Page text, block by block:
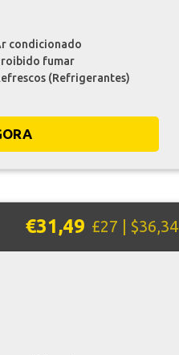
condicionado
fumar
(Refrigerantes)
€31,49 £27 | $36,34